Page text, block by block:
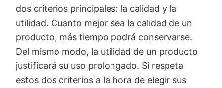
dos criterios principales: la calidad y la
utilidad. Cuanto mejor sea la calidad de un
producto, más tiempo podrá conservarse.
Del mismo modo, la utilidad de un producto
justificará su uso prolongado. Si respeta
estos dos criterios a la hora de elegir sus